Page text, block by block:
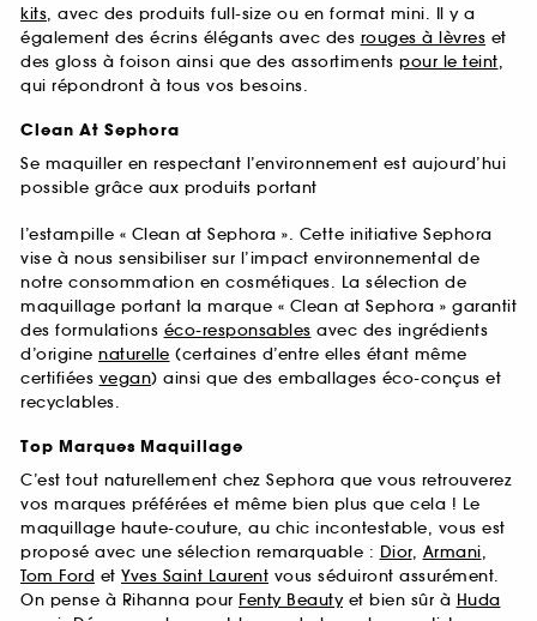
kits, avec des produits full-size ou en format mini. Il y a
également des écrins élégants avec des rouges à lèvres et
des gloss à foison ainsi que des assortiments pour le teint,
qui répondront à tous vos besoins.
Clean At Sephora
Se maquiller en respectant l’environnement est aujourd’hui
possible grâce aux produits portant
l’estampille « Clean at Sephora ». Cette initiative Sephora
vise à nous sensibiliser sur l’impact environnemental de
notre consommation en cosmétiques. La sélection de
maquillage portant la marque « Clean at Sephora » garantit
des formulations éco-responsables avec des ingrédients
d’origine naturelle (certaines d’entre elles étant même
certifiées vegan) ainsi que des emballages éco-conçus et
recyclables.
Top Marques Maquillage
C’est tout naturellement chez Sephora que vous retrouverez
vos marques préférées et même bien plus que cela ! Le
maquillage haute-couture, au chic incontestable, vous est
proposé avec une sélection remarquable : Dior, Armani,
Tom Ford et Yves Saint Laurent vous séduiront assurément.
On pense à Rihanna pour Fenty Beautyet bien sûr à Huda